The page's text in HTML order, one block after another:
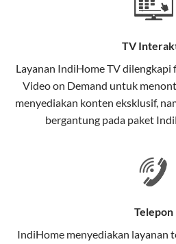
Wifi IndiHome
menggunakan kabel serat
pelanggan. Teknologi ini
keunggulan:
Kecepatan Tinggi
dibandingkan kabel tembaga
elektromagnetik, sehingga
TV
Layanan IndiHome TVdilengkapi
Video on Demand untuk
menyediakan konten eksklusif,
bergantung pada paket
Telepon
IndiHome menyediakan layanan